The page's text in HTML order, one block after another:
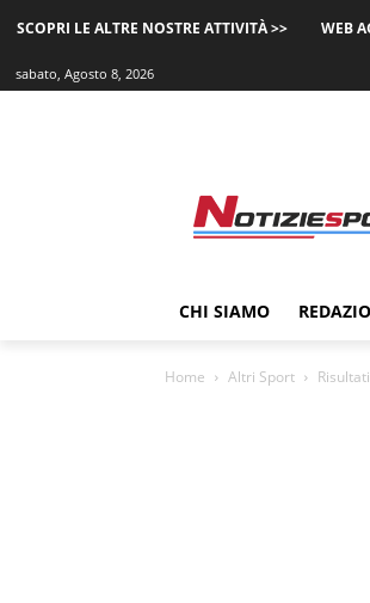
SCOPRI LE ALTRE NOSTRE ATTIVITÀ >> WEB
sabato, Agosto 8, 2026
CHI SIAMO
Home Altri Sport